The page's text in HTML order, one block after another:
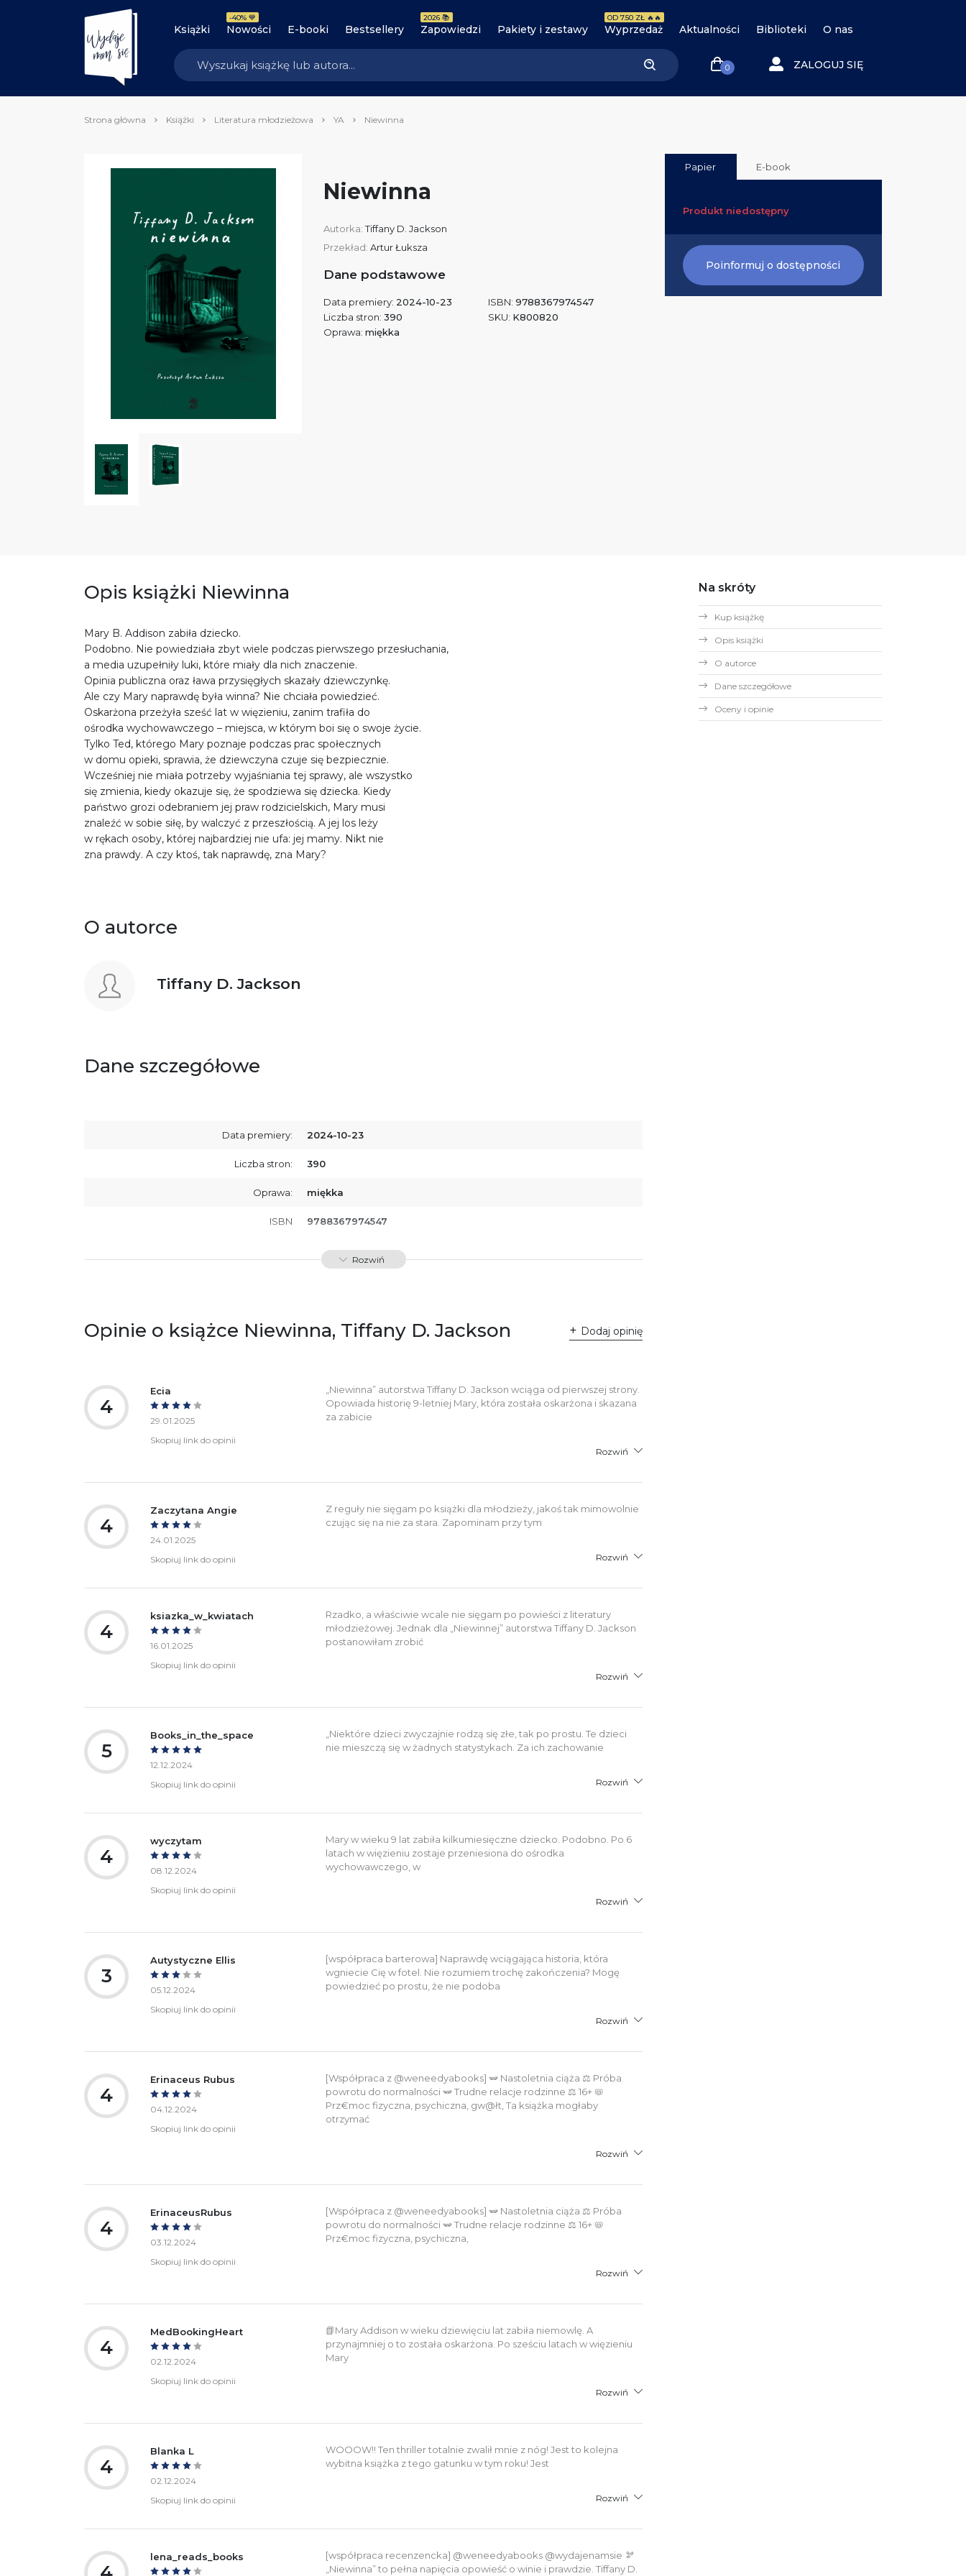
Książki Nowości
-40% 💙
E-booki Bestsellery Zapowiedzi
2026 📚
Pakiety i zestawy Wyprzedaż
OD 7.50 ZŁ 🔥🔥
Aktualności Biblioteki O nas
0 ZALOGUJ SIĘ
Strona główna Książki Literatura młodzieżowa YA Niewinna
Niewinna
Autorka:Tiffany D. Jackson
Przekład: Artur Łuksza
Dane podstawowe
Data premiery: 2024-10-23
Liczba stron: 390
Oprawa: miękka
ISBN: 9788367974547
SKU: K800820
Papier E-book
Produkt niedostępny
Poinformuj o dostępności
Opis książki Niewinna
Mary B. Addison zabiła dziecko.
Podobno. Nie powiedziała zbyt wiele podczas pierwszego przesłuchania,
a media uzupełniły luki, które miały dla nich znaczenie.
Opinia publiczna oraz ława przysięgłych skazały dziewczynkę.
Ale czy Mary naprawdę była winna? Nie chciała powiedzieć.
Oskarżona przeżyła sześć lat w więzieniu, zanim trafiła do
ośrodka wychowawczego – miejsca, w którym boi się o swoje życie.
Tylko Ted, którego Mary poznaje podczas prac społecznych
w domu opieki, sprawia, że dziewczyna czuje się bezpiecznie.
Wcześniej nie miała potrzeby wyjaśniania tej sprawy, ale wszystko
się zmienia, kiedy okazuje się, że spodziewa się dziecka. Kiedy
państwo grozi odebraniem jej praw rodzicielskich, Mary musi
znaleźć w sobie siłę, by walczyć z przeszłością. A jej los leży
w rękach osoby, której najbardziej nie ufa: jej mamy. Nikt nie
zna prawdy. A czy ktoś, tak naprawdę, zna Mary?
O autorce
Tiffany D. Jackson
Dane szczegółowe
Data premiery: 2024-10-23
Liczba stron: 390
Oprawa: miękka
ISBN 9788367974547
K800820
kontakt@wydajenamsie.pl
+48 61 623 38 38
Rozwiń
Opinie o książce Niewinna, Tiffany D. Jackson Dodaj opinię
4
Ecia
29.01.2025
Skopiuj link do opinii
„Niewinna” autorstwa Tiffany D. Jackson wciąga od pierwszej strony.
Opowiada historię 9-letniej Mary, która została oskarżona i skazana
za zabicie
Rozwiń
4
Zaczytana Angie
24.01.2025
Skopiuj link do opinii
Z reguły nie sięgam po książki dla młodzieży, jakoś tak mimowolnie
czując się na nie za stara. Zapominam przy tym
Rozwiń
4
ksiazka_w_kwiatach
16.01.2025
Skopiuj link do opinii
Rzadko, a właściwie wcale nie sięgam po powieści z literatury
młodzieżowej. Jednak dla „Niewinnej” autorstwa Tiffany D. Jackson
postanowiłam zrobić
Rozwiń
5
Books_in_the_space
12.12.2024
Skopiuj link do opinii
„Niektóre dzieci zwyczajnie rodzą się złe, tak po prostu. Te dzieci
nie mieszczą się w żadnych statystykach. Za ich zachowanie
Rozwiń
4
wyczytam
08.12.2024
Skopiuj link do opinii
Mary w wieku 9 lat zabiła kilkumiesięczne dziecko. Podobno. Po 6
latach w więzieniu zostaje przeniesiona do ośrodka
wychowawczego, w
Rozwiń
3
Autystyczne Ellis
05.12.2024
Skopiuj link do opinii
[współpraca barterowa] Naprawdę wciągająca historia, która
wgniecie Cię w fotel. Nie rozumiem trochę zakończenia? Mogę
powiedzieć po prostu, że nie podoba
Rozwiń
4
Erinaceus Rubus
04.12.2024
Skopiuj link do opinii
[Współpraca z @weneedyabooks] 🫛 Nastoletnia ciąża ⚖️ Próba
powrotu do normalności 🫛 Trudne relacje rodzinne ⚖️ 16+ 📛
Prz€moc fizyczna, psychiczna, gw@łt, Ta książka mogłaby
otrzymać
Rozwiń
4
ErinaceusRubus
03.12.2024
Skopiuj link do opinii
[Współpraca z @weneedyabooks] 🫛 Nastoletnia ciąża ⚖️ Próba
powrotu do normalności 🫛 Trudne relacje rodzinne ⚖️ 16+ 📛
Prz€moc fizyczna, psychiczna,
Rozwiń
4
MedBookingHeart
02.12.2024
Skopiuj link do opinii
📗Mary Addison w wieku dziewięciu lat zabiła niemowlę. A
przynajmniej o to została oskarżona. Po sześciu latach w więzieniu
Mary
Rozwiń
4
Blanka L
02.12.2024
Skopiuj link do opinii
WOOOW!! Ten thriller totalnie zwalił mnie z nóg! Jest to kolejna
wybitna książka z tego gatunku w tym roku! Jest
Rozwiń
lena_reads_books
[współpraca recenzencka] @weneedyabooks @wydajenamsie 🫘
„Niewinna” to pełna napięcia opowieść o winie i prawdzie. Tiffany D.
Na skróty
Kup książkę
Opis książki
O autorce
Dane szczegółowe
Oceny i opinie